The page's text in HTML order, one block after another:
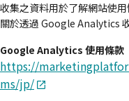
收集之資料用於了解網站使用
關於透過 Google Analytics
Google Analytics 使用條款
https://
ms/jp/